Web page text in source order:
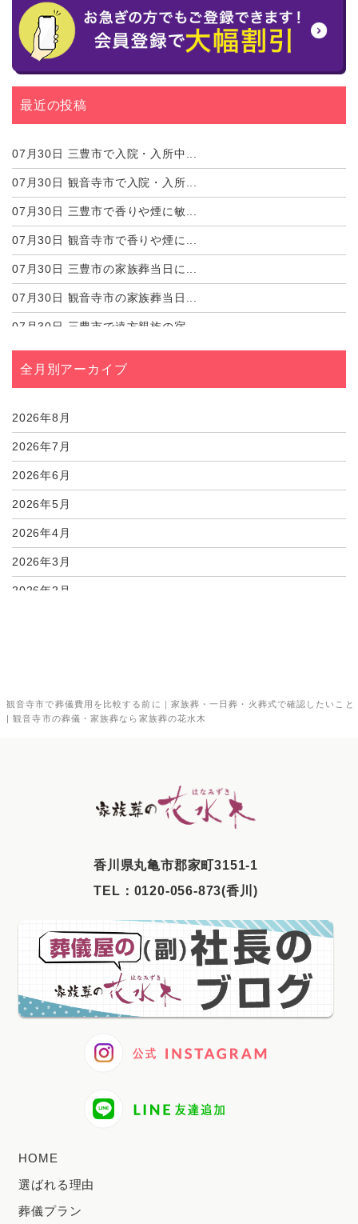
観音寺市で葬儀費用を比較する前に｜家族葬・一日葬・火葬式で確認したいこと
| 観音寺市の葬儀・家族葬なら家族葬の花水木
最近の投稿
07月30日 三豊市で入院・入所中...
07月30日 観音寺市で入院・入所...
07月30日 三豊市で香りや煙に敏...
07月30日 観音寺市で香りや煙に...
07月30日 三豊市の家族葬当日に...
07月30日 観音寺市の家族葬当日...
07月30日 三豊市で遠方親族の宿...
07月30日観音寺市で喪服をレン...
全月別アーカイブ
2026年8月
2026年7月
2026年6月
2026年5月
2026年4月
2026年3月
2026年2月
2025年10月
2025年2月
2025年1月
2024年12月
2024年11月
2024年6月
2024年5月
⾹川県丸⻲市郡家町3151-1
TEL： 0120-056-873(香川)
HOME
選ばれる理由
葬儀プラン